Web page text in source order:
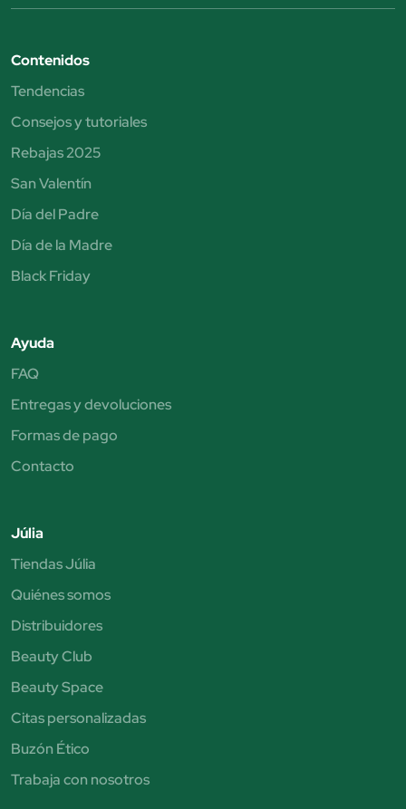
Contenidos
Tendencias
Consejos y tutoriales
Rebajas 2025
San Valentín
Día del Padre
Día de la Madre
Black Friday
Ayuda
FAQ
Entregas y devoluciones
Formas de pago
Contacto
Júlia
Tiendas Júlia
Quiénes somos
Distribuidores
Beauty Club
Beauty Space
Citas personalizadas
Buzón Ético
Trabaja con nosotros